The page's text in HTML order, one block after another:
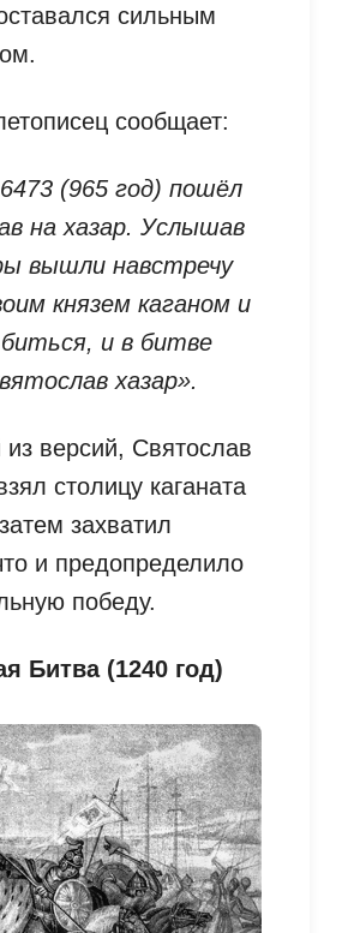
сильным
сообщает:
(965 год) пошёл
на хазар. Услышав
вышли навстречу
князем каганом и
и в битве
хазар».
версий, Святослав
столицу каганата
захватил
и предопределило
победу.
Битва (1240 год)